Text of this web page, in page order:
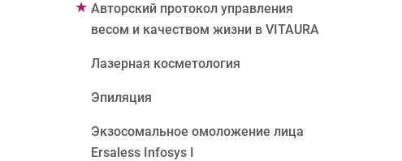
Авторский протокол управления
весом и качеством жизни в VITAURA
Лазерная косметология
Эпиляция
Экзосомальное омоложение лица
Ersaless Infosys I